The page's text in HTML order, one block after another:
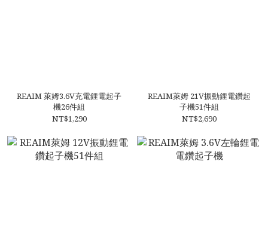
REAIM 萊姆3.6V充電鋰電起子
機26件組
NT$1,290
REAIM萊姆 21V振動鋰電鑽起
子機51件組
NT$2,690